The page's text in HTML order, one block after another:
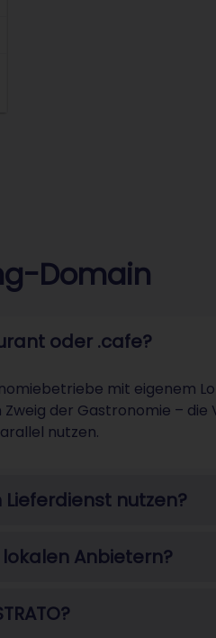
Domain
oder .cafe?
mit eigenem
der Gastronomie – die
nutzen.
nutzen?
Anbietern?